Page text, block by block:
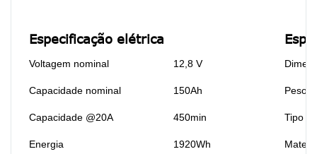
Especificação elétrica
Voltagem nominal 12,8 V
Capacidade nominal 150Ah Peso
Capacidade @20A 450min Tipo
Energia 1920Wh